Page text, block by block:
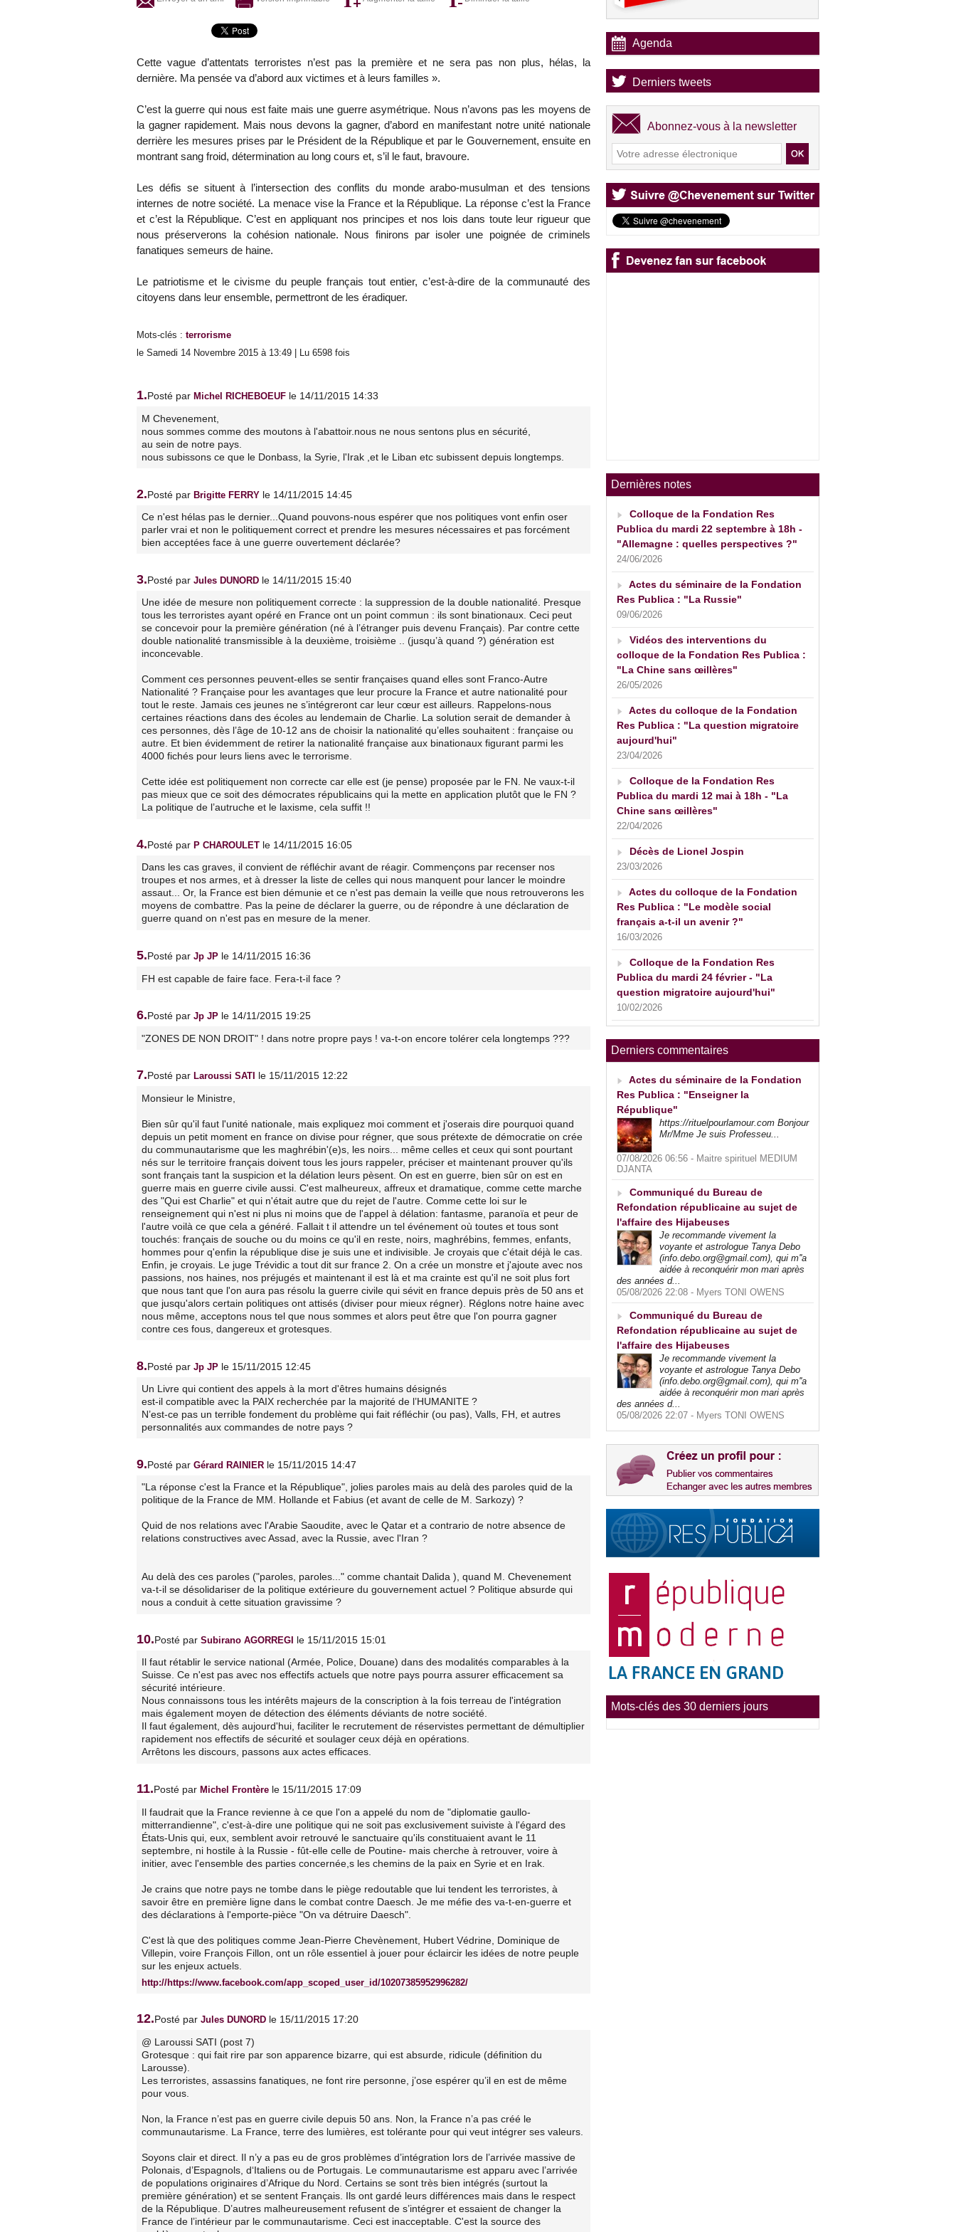
Cette vague d’attentats terroristes n’est pas la première et ne sera pas non plus, hélas, la
dernière. Ma pensée va d’abord aux victimes et à leurs familles ».
C’est la guerre qui nous est faite mais une guerre asymétrique. Nous n’avons pas les moyens de
la gagner rapidement. Mais nous devons la gagner, d’abord en manifestant notre unité nationale
derrière les mesures prises par le Président de la République et par le Gouvernement, ensuite en
montrant sang froid, détermination au long cours et, s’il le faut, bravoure.
Les défis se situent à l’intersection des conflits du monde arabo-musulman et des tensions
internes de notre société. La menace vise la France et la République. La réponse c’est la France
et c’est la République. C’est en appliquant nos principes et nos lois dans toute leur rigueur que
nous préserverons la cohésion nationale. Nous finirons par isoler une poignée de criminels
fanatiques semeurs de haine.
Le patriotisme et le civisme du peuple français tout entier, c’est-à-dire de la communauté des
citoyens dans leur ensemble, permettront de les éradiquer.
Mots-clés : terrorisme
le Samedi 14 Novembre 2015 à 13:49 | Lu 6598 fois
1.Posté par Michel RICHEBOEUF le 14/11/2015 14:33
M Chevenement,
nous sommes comme des moutons à l'abattoir.nous ne nous sentons plus en sécurité,
au sein de notre pays.
nous subissons ce que le Donbass, la Syrie, l'Irak ,et le Liban etc subissent depuis longtemps.
2.Posté par Brigitte FERRY le 14/11/2015 14:45
Ce n'est hélas pas le dernier...Quand pouvons-nous espérer que nos politiques vont enfin oser
parler vrai et non le politiquement correct et prendre les mesures nécessaires et pas forcément
bien acceptées face à une guerre ouvertement déclarée?
3.Posté par Jules DUNORD le 14/11/2015 15:40
Une idée de mesure non politiquement correcte : la suppression de la double nationalité. Presque
tous les terroristes ayant opéré en France ont un point commun : ils sont binationaux. Ceci peut
se concevoir pour la première génération (né à l’étranger puis devenu Français). Par contre cette
double nationalité transmissible à la deuxième, troisième .. (jusqu’à quand ?) génération est
inconcevable.
Comment ces personnes peuvent-elles se sentir françaises quand elles sont Franco-Autre
Nationalité ? Française pour les avantages que leur procure la France et autre nationalité pour
tout le reste. Jamais ces jeunes ne s’intégreront car leur cœur est ailleurs. Rappelons-nous
certaines réactions dans des écoles au lendemain de Charlie. La solution serait de demander à
ces personnes, dès l’âge de 10-12 ans de choisir la nationalité qu’elles souhaitent : française ou
autre. Et bien évidemment de retirer la nationalité française aux binationaux figurant parmi les
4000 fichés pour leurs liens avec le terrorisme.
Cette idée est politiquement non correcte car elle est (je pense) proposée par le FN. Ne vaux-t-il
pas mieux que ce soit des démocrates républicains qui la mette en application plutôt que le FN ?
La politique de l’autruche et le laxisme, cela suffit !!
4.Posté par P CHAROULET le 14/11/2015 16:05
Dans les cas graves, il convient de réfléchir avant de réagir. Commençons par recenser nos
troupes et nos armes, et à dresser la liste de celles qui nous manquent pour lancer le moindre
assaut... Or, la France est bien démunie et ce n'est pas demain la veille que nous retrouverons les
moyens de combattre. Pas la peine de déclarer la guerre, ou de répondre à une déclaration de
guerre quand on n'est pas en mesure de la mener.
5.Posté par Jp JP le 14/11/2015 16:36
FH est capable de faire face. Fera-t-il face ?
6.Posté par Jp JP le 14/11/2015 19:25
"ZONES DE NON DROIT" ! dans notre propre pays ! va-t-on encore tolérer cela longtemps ???
7.Posté par Laroussi SATI le 15/11/2015 12:22
Monsieur le Ministre,
Bien sûr qu'il faut l'unité nationale, mais expliquez moi comment et j'oserais dire pourquoi quand
depuis un petit moment en france on divise pour régner, que sous prétexte de démocratie on crée
du communautarisme que les maghrébin'(e)s, les noirs... même celles et ceux qui sont pourtant
nés sur le territoire français doivent tous les jours rappeler, préciser et maintenant prouver qu'ils
sont français tant la suspicion et la délation leurs pèsent. On est en guerre, bien sûr on est en
guerre mais en guerre civile aussi. C'est malheureux, affreux et dramatique, comme cette marche
des "Qui est Charlie" et qui n'était autre que du rejet de l'autre. Comme cette loi sur le
renseignement qui n'est ni plus ni moins que de l'appel à délation: fantasme, paranoïa et peur de
l'autre voilà ce que cela a généré. Fallait t il attendre un tel événement où toutes et tous sont
touchés: français de souche ou du moins ce qu'il en reste, noirs, maghrébins, femmes, enfants,
hommes pour q'enfin la république dise je suis une et indivisible. Je croyais que c'était déjà le cas.
Enfin, je croyais. Le juge Trévidic a tout dit sur france 2. On a crée un monstre et j'ajoute avec nos
passions, nos haines, nos préjugés et maintenant il est là et ma crainte est qu'il ne soit plus fort
que nous tant que l'on aura pas résolu la guerre civile qui sévit en france depuis près de 50 ans et
que jusqu'alors certain politiques ont attisés (diviser pour mieux régner). Réglons notre haine avec
nous même, acceptons nous tel que nous sommes et alors peut être que l'on pourra gagner
contre ces fous, dangereux et grotesques.
8.Posté par Jp JP le 15/11/2015 12:45
Un Livre qui contient des appels à la mort d'êtres humains désignés
est-il compatible avec la PAIX recherchée par la majorité de l’HUMANITE ?
N’est-ce pas un terrible fondement du problème qui fait réfléchir (ou pas), Valls, FH, et autres
personnalités aux commandes de notre pays ?
9.Posté par Gérard RAINIER le 15/11/2015 14:47
"La réponse c'est la France et la République", jolies paroles mais au delà des paroles quid de la
politique de la France de MM. Hollande et Fabius (et avant de celle de M. Sarkozy) ?
Quid de nos relations avec l'Arabie Saoudite, avec le Qatar et a contrario de notre absence de
relations constructives avec Assad, avec la Russie, avec l'Iran ?
Au delà des ces paroles ("paroles, paroles..." comme chantait Dalida ), quand M. Chevenement
va-t-il se désolidariser de la politique extérieure du gouvernement actuel ? Politique absurde qui
nous a conduit à cette situation gravissime ?
10.Posté par Subirano AGORREGI le 15/11/2015 15:01
Il faut rétablir le service national (Armée, Police, Douane) dans des modalités comparables à la
Suisse. Ce n'est pas avec nos effectifs actuels que notre pays pourra assurer efficacement sa
sécurité intérieure.
Nous connaissons tous les intérêts majeurs de la conscription à la fois terreau de l'intégration
mais également moyen de détection des éléments déviants de notre société.
Il faut également, dès aujourd'hui, faciliter le recrutement de réservistes permettant de démultiplier
rapidement nos effectifs de sécurité et soulager ceux déjà en opérations.
Arrêtons les discours, passons aux actes efficaces.
11.Posté par Michel Frontère le 15/11/2015 17:09
Il faudrait que la France revienne à ce que l'on a appelé du nom de "diplomatie gaullo-
mitterrandienne", c'est-à-dire une politique qui ne soit pas exclusivement suiviste à l'égard des
États-Unis qui, eux, semblent avoir retrouvé le sanctuaire qu'ils constituaient avant le 11
septembre, ni hostile à la Russie - fût-elle celle de Poutine- mais cherche à retrouver, voire à
initier, avec l'ensemble des parties concernée,s les chemins de la paix en Syrie et en Irak.
Je crains que notre pays ne tombe dans le piège redoutable que lui tendent les terroristes, à
savoir être en première ligne dans le combat contre Daesch. Je me méfie des va-t-en-guerre et
des déclarations à l'emporte-pièce "On va détruire Daesch".
C'est là que des politiques comme Jean-Pierre Chevènement, Hubert Védrine, Dominique de
Villepin, voire François Fillon, ont un rôle essentiel à jouer pour éclaircir les idées de notre peuple
sur les enjeux actuels.
http://https://www.facebook.com/app_scoped_user_id/10207385952996282/
12.Posté par Jules DUNORD le 15/11/2015 17:20
@ Laroussi SATI (post 7)
Grotesque : qui fait rire par son apparence bizarre, qui est absurde, ridicule (définition du
Larousse).
Les terroristes, assassins fanatiques, ne font rire personne, j’ose espérer qu’il en est de même
pour vous.
Non, la France n’est pas en guerre civile depuis 50 ans. Non, la France n’a pas créé le
communautarisme. La France, terre des lumières, est tolérante pour qui veut intégrer ses valeurs.
Soyons clair et direct. Il n’y a pas eu de gros problèmes d’intégration lors de l’arrivée massive de
Polonais, d’Espagnols, d‘Italiens ou de Portugais. Le communautarisme est apparu avec l’arrivée
de populations originaires d’Afrique du Nord. Certains se sont très bien intégrés (surtout la
première génération) et se sentent Français. Ils ont gardé leurs différences mais dans le respect
de la République. D’autres malheureusement refusent de s’intégrer et essaient de changer la
France de l’intérieur par le communautarisme. Ceci est inacceptable. C'est la source des
Agenda
Derniers tweets
Abonnez-vous à la newsletter
Dernières notes
Colloque de la Fondation Res
Publica du mardi 22 septembre à 18h -
"Allemagne : quelles perspectives ?"
24/06/2026
Actes du séminaire de la Fondation
Res Publica : "La Russie"
09/06/2026
Vidéos des interventions du
colloque de la Fondation Res Publica :
"La Chine sans œillères"
26/05/2026
Actes du colloque de la Fondation
Res Publica : "La question migratoire
aujourd'hui"
23/04/2026
Colloque de la Fondation Res
Publica du mardi 12 mai à 18h - "La
Chine sans œillères"
22/04/2026
Décès de Lionel Jospin
23/03/2026
Actes du colloque de la Fondation
Res Publica : "Le modèle social
français a-t-il un avenir ?"
16/03/2026
Colloque de la Fondation Res
Publica du mardi 24 février - "La
question migratoire aujourd'hui"
10/02/2026
Derniers commentaires
Actes du séminaire de la Fondation
Res Publica : "Enseigner la
République"
https://rituelpourlamour.com Bonjour
Mr/Mme Je suis Professeu...
07/08/2026 06:56 - Maitre spirituel MEDIUM
DJANTA
Communiqué du Bureau de
Refondation républicaine au sujet de
l'affaire des Hijabeuses
Je recommande vivement la
voyante et astrologue Tanya Debo
(info.debo.org@gmail.com), qui m''a
aidée à reconquérir mon mari après
des années d...
05/08/2026 22:08 - Myers TONI OWENS
Communiqué du Bureau de
Refondation républicaine au sujet de
l'affaire des Hijabeuses
Je recommande vivement la
voyante et astrologue Tanya Debo
(info.debo.org@gmail.com), qui m''a
aidée à reconquérir mon mari après
des années d...
05/08/2026 22:07 - Myers TONI OWENS
Mots-clés des 30 derniers jours